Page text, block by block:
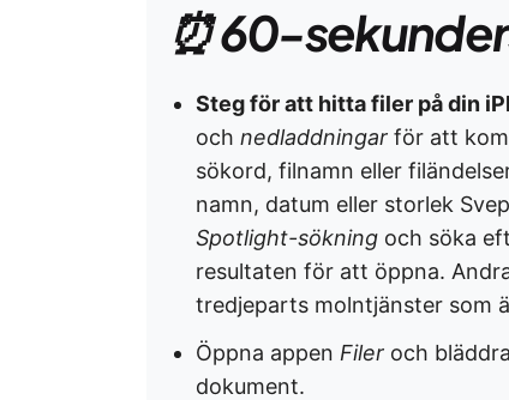
⏰ 60-
Steg för att hitta filer på din
och nedladdningar för att
sökord, filnamn eller
namn, datum eller storlek
Spotlight-sökning och söka
resultaten för att öppna.
tredjeparts molntjänster som
Öppna appen Filer och
dokument.